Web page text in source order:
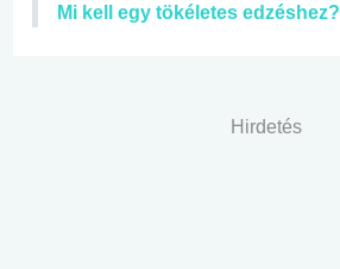
Mi kell egy tökéletes edzéshez?
Hirdetés